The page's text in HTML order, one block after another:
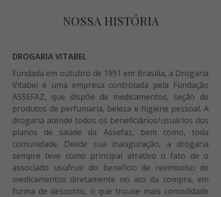
NOSSA HISTÓRIA
DROGARIA VITABEL
Fundada em outubro de 1991 em Brasília, a Drogaria
Vitabel é uma empresa controlada pela Fundação
ASSEFAZ, que dispõe de medicamentos, seção de
produtos de perfumaria, beleza e higiene pessoal. A
drogaria atende todos os beneficiários/usuários dos
planos de saúde da Assefaz, bem como, toda
comunidade. Desde sua inauguração, a drogaria
sempre teve como principal atrativo o fato de o
associado usufruir do benefício de reembolso de
medicamentos diretamente no ato da compra, em
forma de desconto, o que trouxe mais comodidade